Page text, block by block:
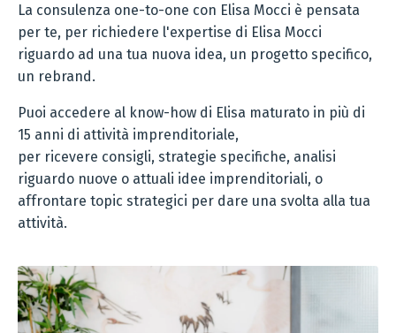
La consulenza one-to-one con Elisa Mocci è pensata
per te, per richiedere l'expertise di Elisa Mocci
riguardo ad una tua nuova idea, un progetto specifico,
un rebrand.
Puoi accedere al know-how di Elisa maturato in più di
15 anni di attività imprenditoriale,
per ricevere consigli, strategie specifiche, analisi
riguardo nuove o attuali idee imprenditoriali, o
affrontare topic strategici per dare una svolta alla tua
attività.